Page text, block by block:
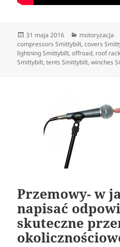
Data
publikacji
31 maja 2016 Kategorie
motoryzacja
compressors Smittybilt,covers
lightning Smittybilt,offroad, roof
Smittybilt,tents Smittybilt,winches
Przemowy- w
napisać
skuteczne